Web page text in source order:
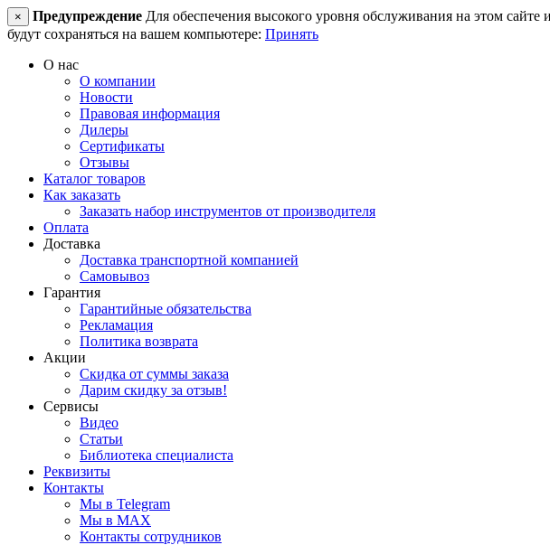
× Предупреждение Для обеспечения высокого уровня обслуживания на этом
будут сохраняться на вашем компьютере: Принять
О нас
О компании
Новости
Правовая информация
Дилеры
Сертификаты
Отзывы
Каталог товаров
Как заказать
Заказать набор инструментов от производителя
Оплата
Доставка
Доставка транспортной компанией
Самовывоз
Гарантия
Гарантийные обязательства
Рекламация
Политика возврата
Акции
Скидка от суммы заказа
Дарим скидку за отзыв!
Сервисы
Видео
Статьи
Библиотека специалиста
Реквизиты
Контакты
Мы в Telegram
Мы в MAX
Контакты сотрудников